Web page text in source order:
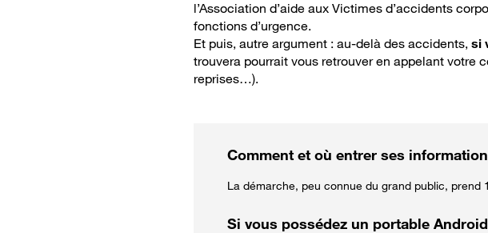
l’Association d’aide aux Victimes d’accidents
fonctions d’urgence.
Et puis, autre argument : au-delà des accidents, si
trouvera pourrait vous retrouver en appelant votre
reprises…).
Comment et où entrer ses
La démarche, peu connue du grand public, prend
Si vous possédez un portable Android